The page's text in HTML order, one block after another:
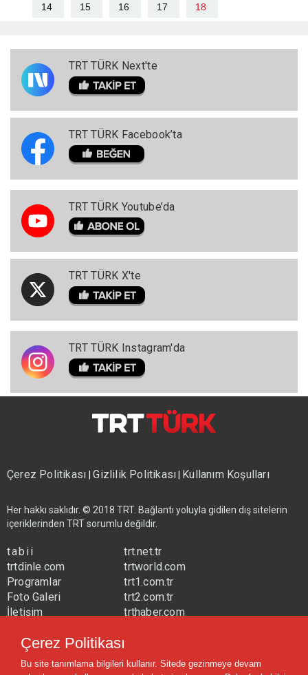
14 15 16 17 18
TRT TÜRK Next'te
TRT TÜRK Facebook’ta
TRT TÜRK Youtube’da
TRT TÜRK X'te
TRT TÜRK Instagram'da
Çerez Politikası|Gizlilik Politikası| Kullanım Koşulları
Her hakkı saklıdır. © 2018 TRT. Bağlantı yoluyla gidilen dış sitelerin
içeriklerinden TRT sorumlu değildir.
tabii
trtdinle.com
Programlar
Foto Galeri
İletişim
trt.net.tr
trtworld.com
trt1.com.tr
trt2.com.tr
trthaber.com
trtavaz.com.tr
trtmuzik.net.tr
Çerez Politikası
Bu site tanımlama bilgileri kullanır. Sitede gezinmeye devam